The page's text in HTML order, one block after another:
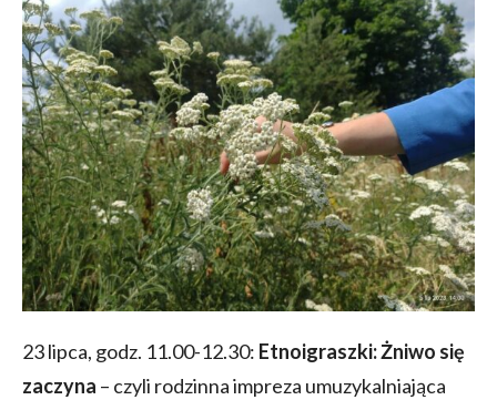
23 lipca, godz. 11.00-12.30: Etnoigraszki: Żniwo się
zaczyna – czyli rodzinna impreza umuzykalniająca